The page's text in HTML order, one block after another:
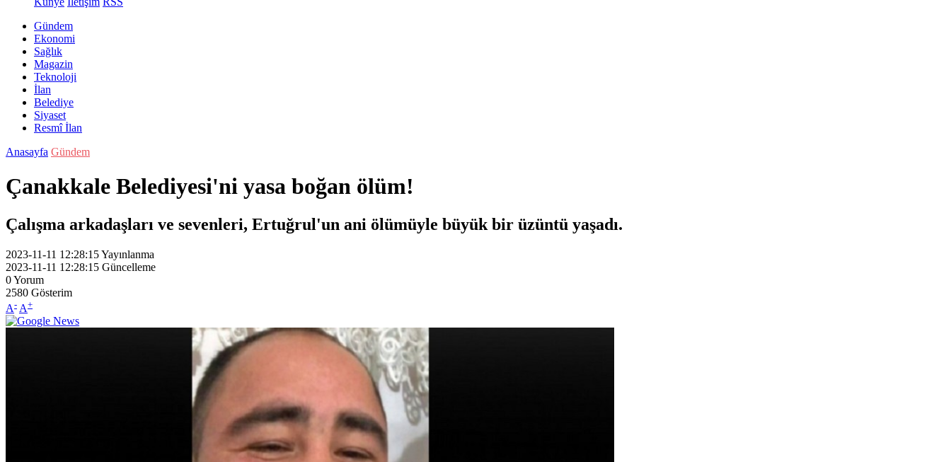
Gündem
Ekonomi
Sağlık
Magazin
Teknoloji
İlan
Belediye
Siyaset
Resmî İlan
Anasayfa Gündem
Çanakkale Belediyesi'ni yasa boğan ölüm!
Çalışma arkadaşları ve sevenleri, Ertuğrul'un ani ölümüyle büyük bir üzüntü yaşadı.
2023-11-11 12:28:15Yayınlanma
2023-11-11 12:28:15 Güncelleme
0Yorum
2580 Gösterim
A- A+